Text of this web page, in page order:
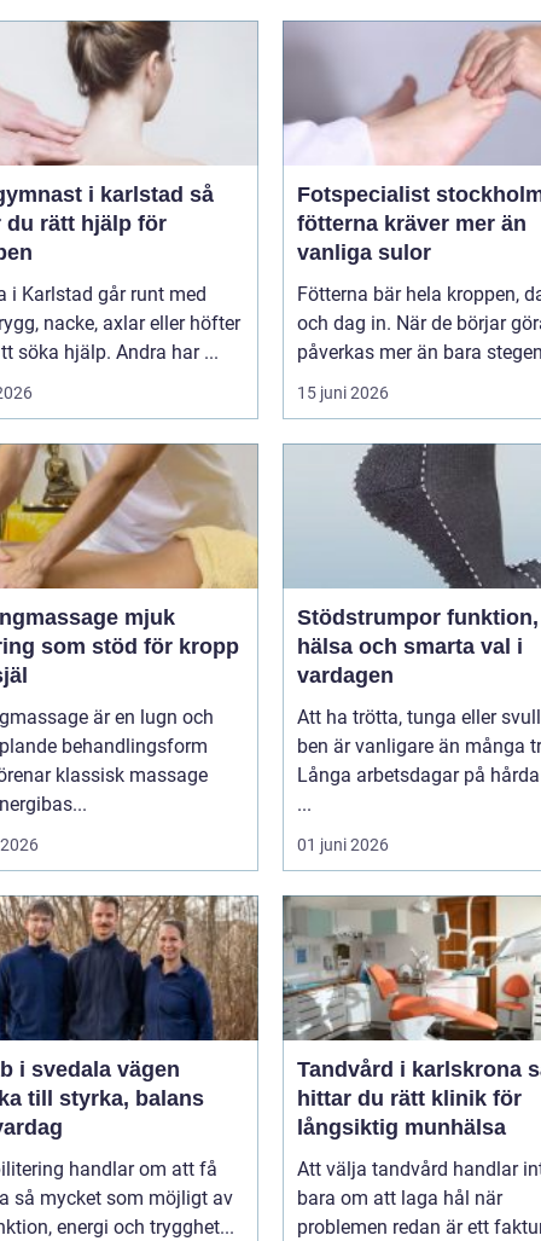
i karlstad så
du rätt hjälp för
i Karlstad går runt med
nacke, axlar eller höfter
söka hjälp. Andra har ...
Fotspecialist stockholm
fötterna kräver mer än
vanliga sulor
Fötterna bär hela kroppen,
och dag in. När de börjar
15 juni 2026
mjuk
som stöd för kropp
är en lugn och
behandlingsform
klassisk massage
Stödstrumpor funktion,
hälsa och smarta val i
vardagen
Att ha trötta, tunga eller
ben är vanligare än många
Långa arbetsdagar på
...
01 juni 2026
svedala vägen
till styrka, balans
handlar om att få
så mycket som möjligt av
energi och trygghet...
Tandvård i karlskrona så
hittar du rätt klinik för
långsiktig munhälsa
Att välja tandvård handlar
bara om att laga hål när
problemen redan är ett